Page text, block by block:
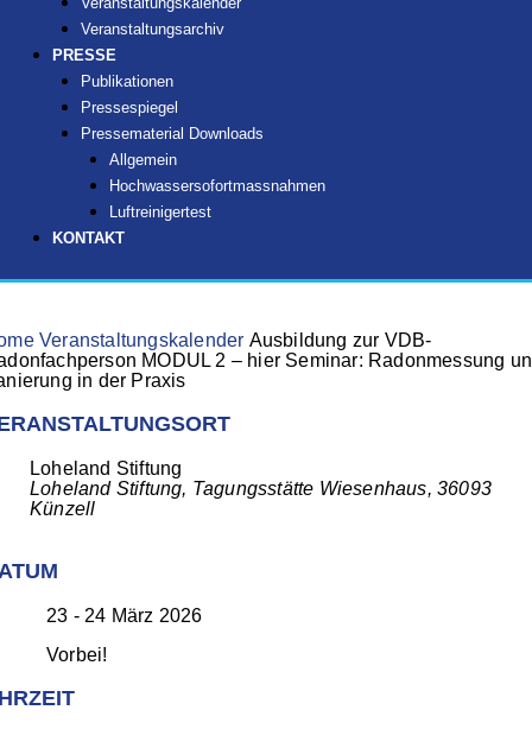
Veranstaltungsarchiv
PRESSE
Publikationen
Pressespiegel
Pressematerial Downloads
Allgemein
Hochwassersofortmassnahmen
Luftreinigertest
KONTAKT
Veranstaltungskalender Ausbildung zur VDB-
MODUL 2 – hier Seminar: Radonmessung
in der Praxis
Loheland Stiftung
Loheland Stiftung, Tagungsstätte Wiesenhaus, 36093
Künzell
23 - 24 März 2026
Vorbei!